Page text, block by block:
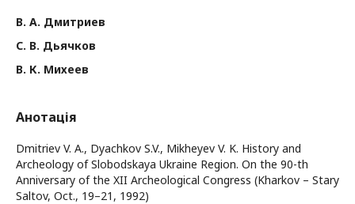
В. А. Дмитриев
С. В. Дьячков
В. К. Михеев
Анотація
Dmitriev V. A., Dyachkov S.V., Mikheyev V. K. History and
Archeology of Slobodskaya Ukraine Region. On the 90-th
Anniversary of the XII Archeological Congress (Kharkov – Stary
Saltov, Oct., 19–21, 1992)